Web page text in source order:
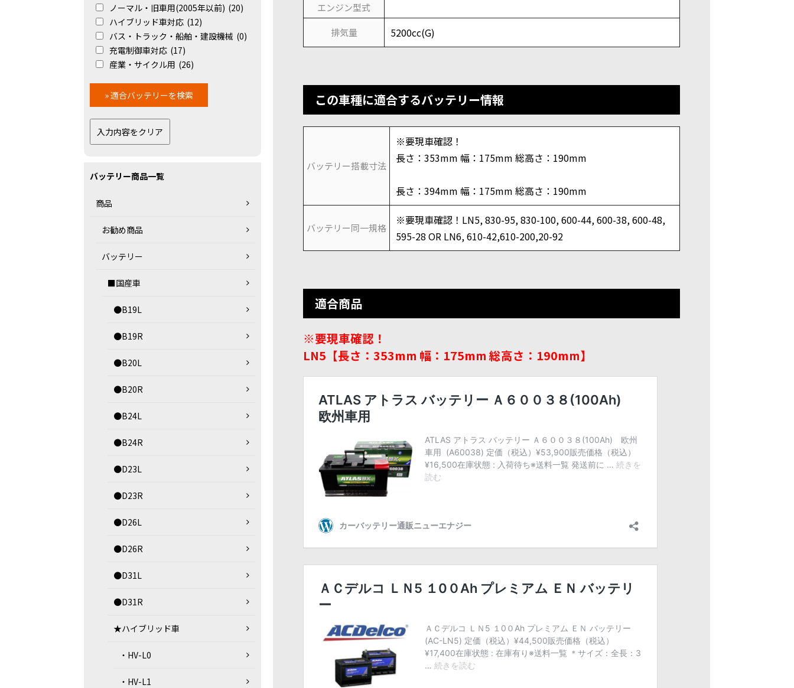
エンジン型式
排気量
5200cc(G)
この車種に適合するバッテリー情報
バッテリー搭載寸法
※要現車確認！
長さ：353mm 幅：175mm 総高さ：190mm
長さ：394mm 幅：175mm 総高さ：190mm
バッテリー同一規格
※要現車確認！LN5, 830-95, 830-100, 600-44, 600-38, 600-48,
595-28 OR LN6, 610-42,610-200,20-92
適合商品
※要現車確認！
LN5【長さ：353mm 幅：175mm 総高さ：190mm】
ノーマル・旧車用(2005年以前) (20)
ハイブリッド車対応 (12)
バス・トラック・船舶・建設機械 (0)
充電制御車対応 (17)
産業・サイクル用 (26)
バッテリー商品一覧
商品
お勧め商品
バッテリー
■国産車
●B19L
●B19R
●B20L
●B20R
●B24L
●B24R
●D23L
●D23R
●D26L
●D26R
●D31L
●D31R
★ハイブリッド車
・HV-L0
・HV-L1